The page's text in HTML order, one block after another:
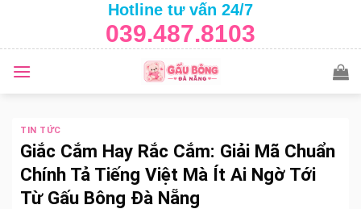
content
Hotline tư vấn 24/7
039.487.8103
TIN TỨC
Giắc Cắm Hay Rắc Cắm: Giải Mã Chuẩn
Chính Tả Tiếng Việt Mà Ít Ai Ngờ Tới
Từ Gấu Bông Đà Nẵng